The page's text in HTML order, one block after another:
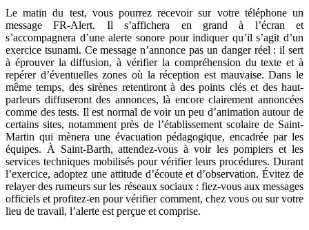
Le matin du test, vous pourrez recevoir sur votre téléphone un
message FR-Alert. Il s’affichera en grand à l’écran et
s’accompagnera d’une alerte sonore pour indiquer qu’il s’agit d’un
exercice tsunami. Ce message n’annonce pas un danger réel : il sert
à éprouver la diffusion, à vérifier la compréhension du texte et à
repérer d’éventuelles zones où la réception est mauvaise. Dans le
même temps, des sirènes retentiront à des points clés et des haut-
parleurs diffuseront des annonces, là encore clairement annoncées
comme des tests. Il est normal de voir un peu d’animation autour de
certains sites, notamment près de l’établissement scolaire de Saint-
Martin qui mènera une évacuation pédagogique, encadrée par les
équipes. À Saint-Barth, attendez-vous à voir les pompiers et les
services techniques mobilisés pour vérifier leurs procédures. Durant
l’exercice, adoptez une attitude d’écoute et d’observation. Évitez de
relayer des rumeurs sur les réseaux sociaux : fiez-vous aux messages
officiels et profitez-en pour vérifier comment, chez vous ou sur votre
lieu de travail, l’alerte est perçue et comprise.